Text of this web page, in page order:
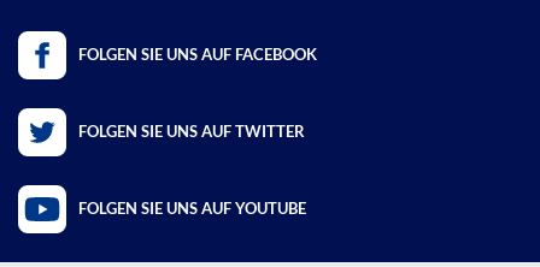
FOLGEN SIE UNS AUF FACEBOOK
FOLGEN SIE UNS AUF TWITTER
FOLGEN SIE UNS AUF YOUTUBE